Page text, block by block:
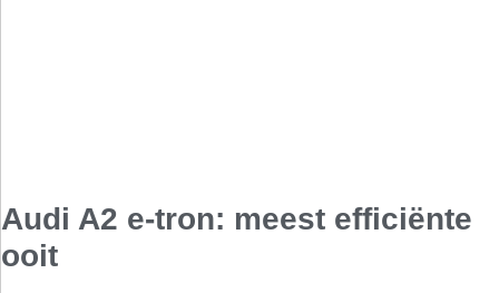
Audi A2 e-tron: meest efficiënte
ooit